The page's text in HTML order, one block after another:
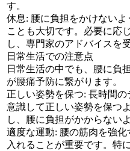
す。
休息: 腰に負担をかけない
ことも大切です。必要に応
し、専門家のアドバイスを
日常生活での注意点
日常生活の中でも、腰に負
が腰痛予防に繋がります。
正しい姿勢を保つ: 長時間の
意識して正しい姿勢を保つ
し、腰に負担がかからない
適度な運動: 腰の筋肉を強
入れることが重要です。特